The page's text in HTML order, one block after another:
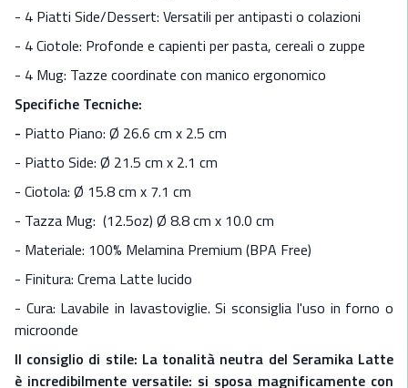
- 4 Piatti Side/Dessert: Versatili per antipasti o colazioni
- 4 Ciotole: Profonde e capienti per pasta, cereali o zuppe
- 4 Mug: Tazze coordinate con manico ergonomico
Specifiche Tecniche:
- Piatto Piano: Ø 26.6 cm x 2.5 cm
- Piatto Side: Ø 21.5 cm x 2.1 cm
- Ciotola: Ø 15.8 cm x 7.1 cm
- Tazza Mug: (12.5oz) Ø 8.8 cm x 10.0 cm
- Materiale: 100% Melamina Premium (BPA Free)
- Finitura: Crema Latte lucido
- Cura: Lavabile in lavastoviglie. Si sconsiglia l'uso in forno o
microonde
Il consiglio di stile: La tonalità neutra del Seramika Latte
è incredibilmente versatile: si sposa magnificamente con